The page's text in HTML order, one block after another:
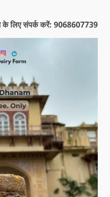
के लिए संपर्क करें: 9068607739